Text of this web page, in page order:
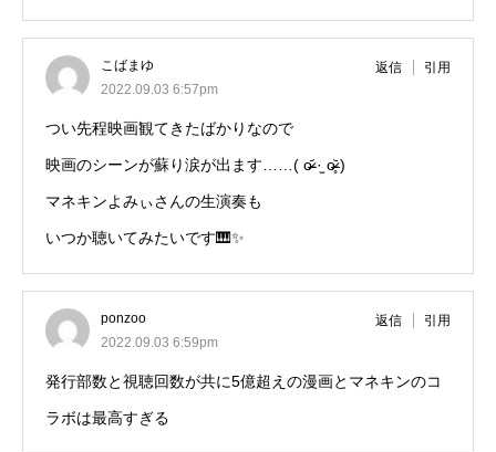
こばまゆ
2022.09.03 6:57pm
返信 引用
つい先程映画観てきたばかりなので
映画のシーンが蘇り涙が出ます……( o̴̶̷᷄ ·̫ o̴̶̷̥᷅ )
マネキンよみぃさんの生演奏も
いつか聴いてみたいです🎹✨
ponzoo
2022.09.03 6:59pm
返信 引用
発行部数と視聴回数が共に5億超えの漫画とマネキンのコ
ラボは最高すぎる